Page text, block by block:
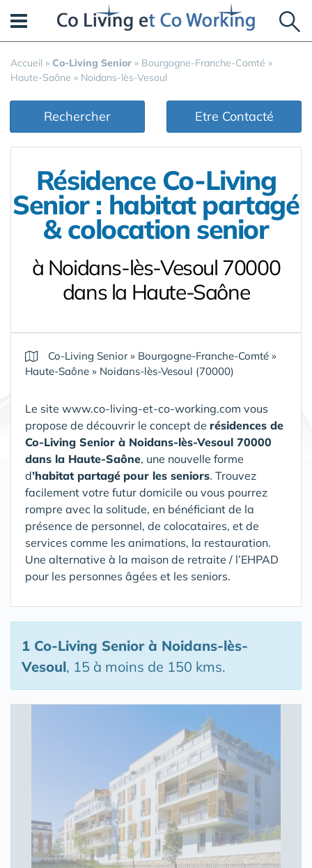
Accueil » Co-Living Senior » Bourgogne-Franche-Comté »
Haute-Saône » Noidans-lès-Vesoul
Rechercher Etre Contacté
Résidence Co-Living
Senior : habitat partagé
& colocation senior
à Noidans-lès-Vesoul 70000
dans la Haute-Saône
Co-Living Senior» Bourgogne-Franche-Comté »
Haute-Saône » Noidans-lès-Vesoul (70000)
Le site www.co-living-et-co-working.com vous
propose de découvrir le concept de résidences de
Co-Living Senior à Noidans-lès-Vesoul 70000
dans la Haute-Saône, une nouvelle forme
d’habitat partagé pour les seniors. Trouvez
facilement votre futur domicile ou vous pourrez
rompre avec la solitude, en bénéficiant de la
présence de personnel, de colocataires, et de
services comme les animations, la restauration.
Une alternative à la maison de retraite / l’EHPAD
pour les personnes âgées et les seniors.
1 Co-Living Seniorà Noidans-lès-
Vesoul, 15 à moins de 150 kms.
Panneau de gestion des cookies